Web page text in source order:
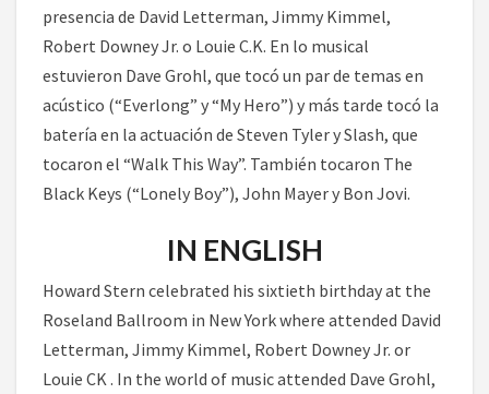
presencia de David Letterman, Jimmy Kimmel,
Robert Downey Jr. o Louie C.K. En lo musical
estuvieron Dave Grohl, que tocó un par de temas en
acústico (“Everlong” y “My Hero”) y más tarde tocó la
batería en la actuación de Steven Tyler y Slash, que
tocaron el “Walk This Way”. También tocaron The
Black Keys (“Lonely Boy”), John Mayer y Bon Jovi.
IN ENGLISH
Howard Stern celebrated his sixtieth birthday at the
Roseland Ballroom in New York where attended David
Letterman, Jimmy Kimmel, Robert Downey Jr. or
Louie CK . In the world of music attended Dave Grohl,